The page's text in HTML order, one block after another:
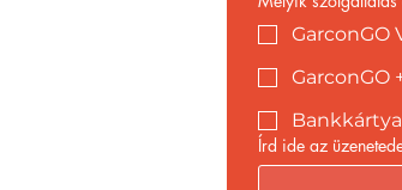
GarconGO
GarconGO
Írd ide az